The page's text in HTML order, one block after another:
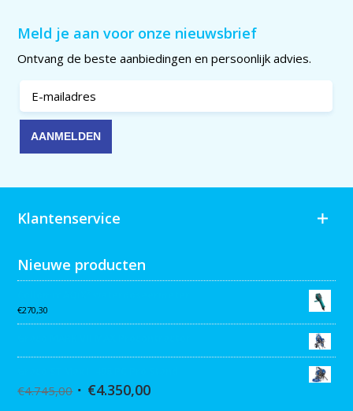
Meld je aan voor onze nieuwsbrief
Ontvang de beste aanbiedingen en persoonlijk advies.
Klantenservice
Nieuwe producten
€270,30
€4.745,00 €4.350,00